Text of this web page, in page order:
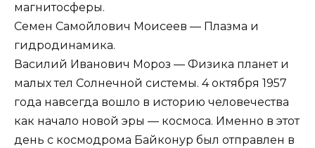
магнитосферы.
Семен Самойлович Моисеев — Плазма и
гидродинамика.
Василий Иванович Мороз — Физика планет и
малых тел Солнечной системы. 4 октября 1957
года навсегда вошло в историю человечества
как начало новой эры — космоса. Именно в этот
день с космодрома Байконур был отправлен в